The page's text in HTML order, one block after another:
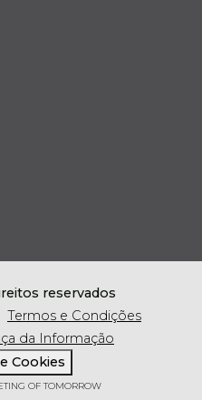
reservados
Termos e Condições
da Informação
Cookies
OF TOMORROW